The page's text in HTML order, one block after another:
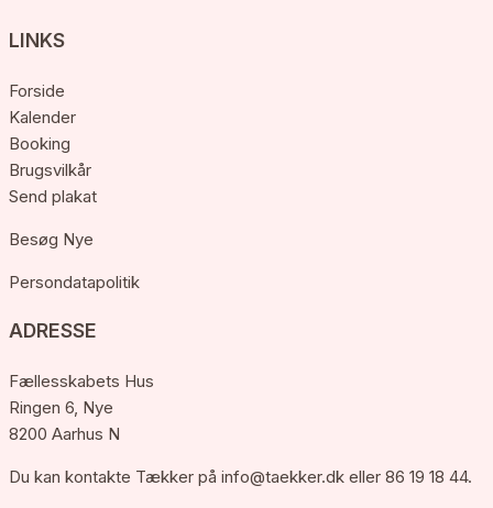
LINKS
Forside
Kalender
Booking
Brugsvilkår
Send plakat
Besøg Nye
Persondatapolitik
ADRESSE
Fællesskabets Hus
Ringen 6, Nye
8200 Aarhus N
Du kan kontakte Tækker på info@taekker.dk eller 86 19 18 44.